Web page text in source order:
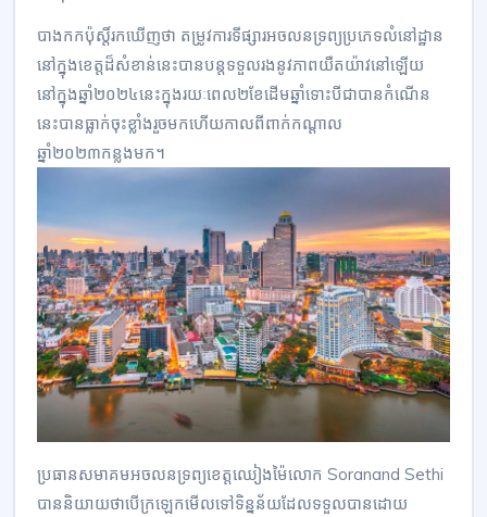
បាងកកប៉ុស្តិ៍រកឃើញថា តម្រូវការទីផ្សារអចលនទ្រព្យប្រភេទលំនៅដ្ឋាន
នៅក្នុងខេត្តដ៏សំខាន់នេះបានបន្តទទួលរងនូវភាពយឺតយ៉ាវនៅឡើយ
នៅក្នុងឆ្នាំ២០២៤នេះក្នុងរយៈពេល២ខែដើមឆ្នាំទោះបីជាបានកំណើន
នេះបានធ្លាក់ចុះខ្លាំងរួចមកហើយកាលពីពាក់កណ្តាល
ឆ្នាំ២០២៣កន្លងមក។
ប្រធានសមាគមអចលនទ្រព្យខេត្តឈៀងម៉ៃលោក Soranand Sethi
បាននិយាយថាបើក្រឡេកមើលទៅទិន្នន័យដែលទទួលបានដោយ